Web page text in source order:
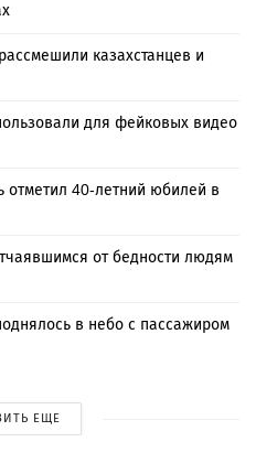
казахстанцев и
для фейковых видео
отметил 40-летний юбилей в
от бедности людям
в небо с пассажиром
ЕЩЕ